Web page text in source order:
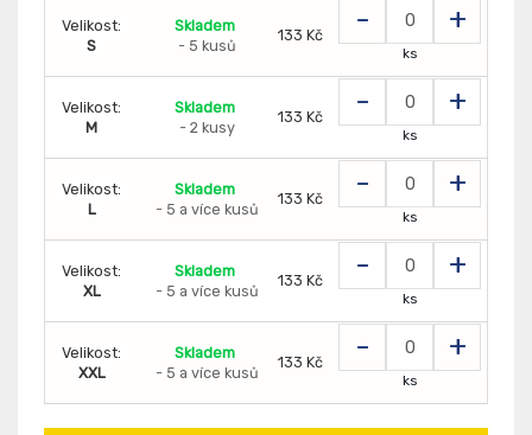
Velikost:
S
Skladem
- 5 kusů
133 Kč - +
ks
Velikost:
M
Skladem
- 2 kusy
133 Kč - +
ks
Velikost:
L
Skladem
- 5 a více kusů
133 Kč - +
ks
Velikost:
XL
Skladem
- 5 a více kusů
133 Kč - +
ks
Velikost:
XXL
Skladem
- 5 a více kusů
133 Kč - +
ks